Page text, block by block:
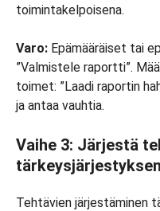
toimintakelpoisena.
Varo: Epämääräiset tai
”Valmistele raportti”.
toimet: ”Laadi raportin
ja antaa vauhtia.
Vaihe 3: Järjestä
Tehtävien järjestäminen